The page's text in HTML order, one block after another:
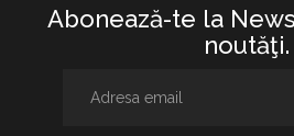
Abonează-te la
noutăţi.